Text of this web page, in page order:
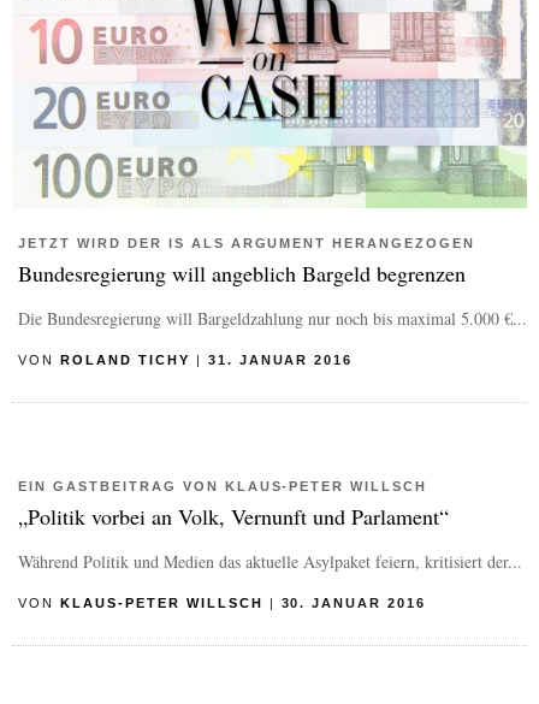
JETZT WIRD DER IS ALS ARGUMENT HERANGEZOGEN
Bundesregierung will angeblich Bargeld begrenzen
Die Bundesregierung will Bargeldzahlung nur noch bis maximal 5.000 €...
VON ROLAND TICHY 31. JANUAR 2016
EIN GASTBEITRAG VON KLAUS-PETER WILLSCH
„Politik vorbei an Volk, Vernunft und Parlament“
Während Politik und Medien das aktuelle Asylpaket feiern, kritisiert der...
VON KLAUS-PETER WILLSCH 30. JANUAR 2016